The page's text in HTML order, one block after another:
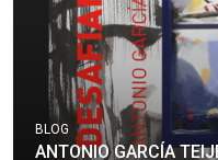
BLOG
ANTONIO GARCÍA